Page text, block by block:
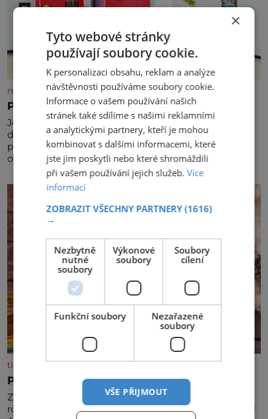
rezidenceonline.cz
Prostor, který roste s dítětem
Je to svět, který se vyvíjí a proměňuje od prvních
dětských krůčků až po dospívání. Správně navržený
pokoj podporuje bezpečí, kreativitu, soustředění i
odpočinek a reaguje na každou etapu života a
specifické potřeby dítěte. Pro nejmenší je klíčová
jednoduchost, měkkost a bezpečí, proto by pokoj
Předškolní věk je
tisicereceptu.cz
Pravá irská káva
Za jejího tvůrce je považován Joe Sharidan, když v
roce 1943 u letiště irského města Foynes obsluhoval
×
Tyto webové stránky
používají soubory cookie.
K personalizaci obsahu, reklam a analýze
návštěvnosti používáme soubory cookie.
Informace o vašem používání našich
stránek také sdílíme s našimi reklamními
a analytickými partnery, kteří je mohou
kombinovat s dalšími informacemi, které
jste jim poskytli nebo které shromáždili
při vašem používání jejich služeb.Více
informací
ZOBRAZIT VŠECHNY PARTNERY(1616)
→
Nezbytně
nutné
soubory
Výkonové
soubory
Soubory
cílení
Funkční soubory
Nezařazené
soubory
VŠE PŘIJMOUT